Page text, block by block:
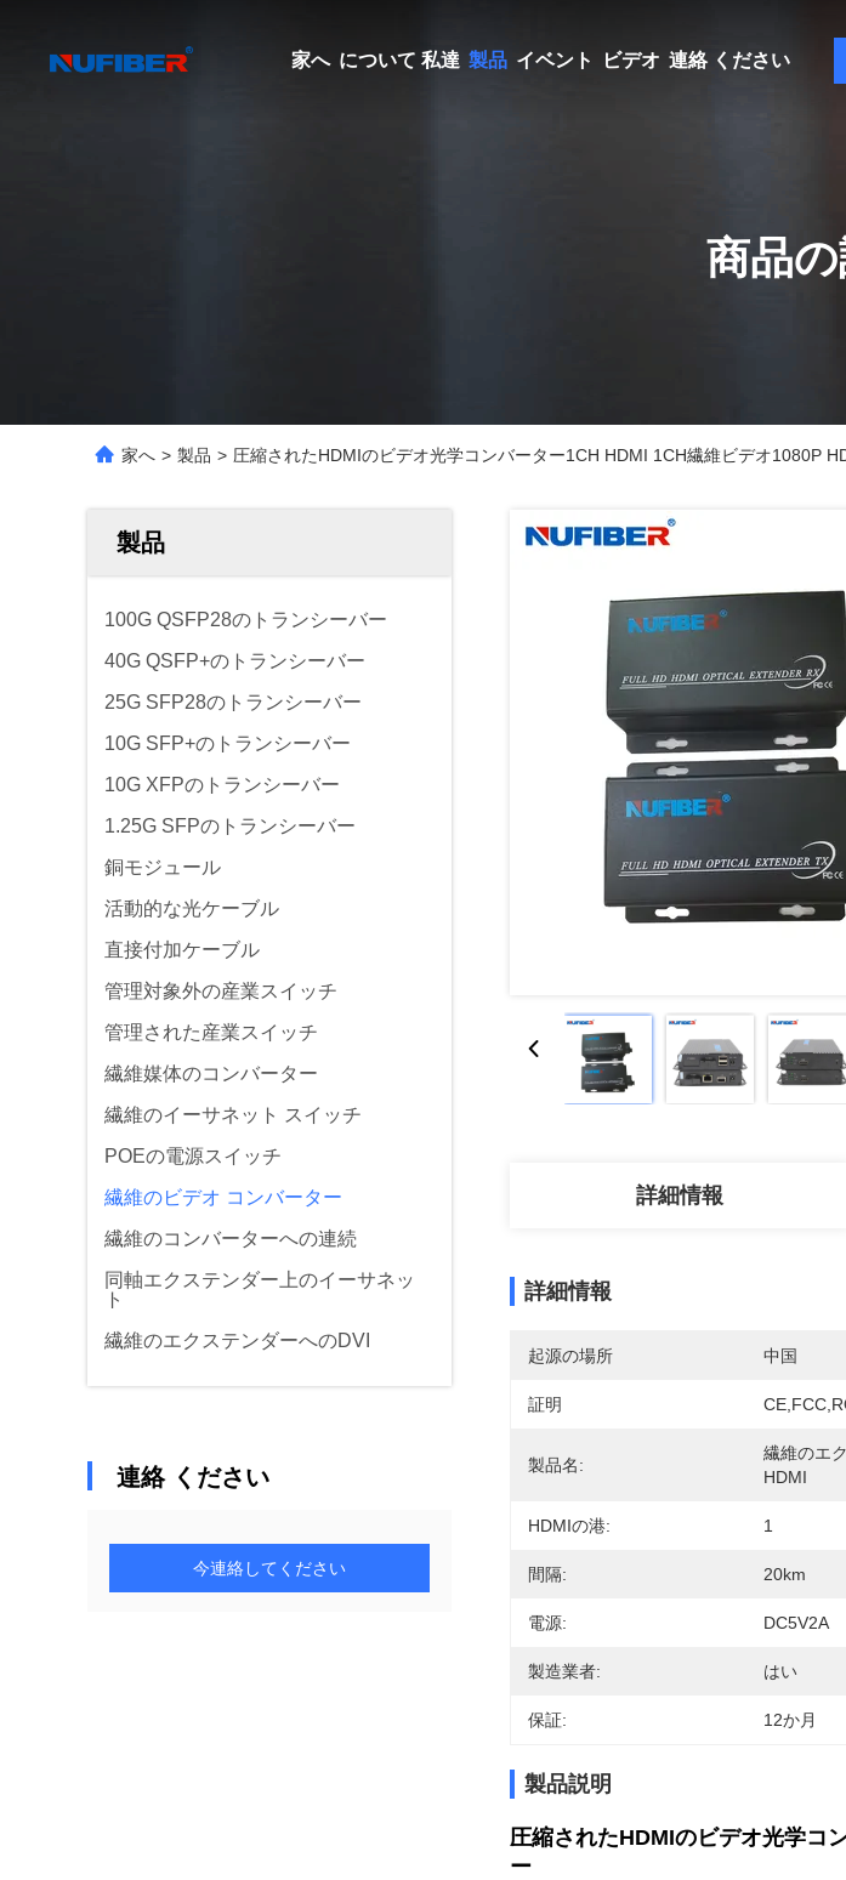
家へ について 私達 製品 イベント ビデオ 連絡 ください
商品の
家へ > 製品 > 圧縮されたHDMIのビデオ光学コンバーター1CH HDMI 1CH繊維ビデオ1080P
製品
100G QSFP28のトランシーバー
40G QSFP+のトランシーバー
25G SFP28のトランシーバー
10G SFP+のトランシーバー
10G XFPのトランシーバー
1.25G SFPのトランシーバー
銅モジュール
活動的な光ケーブル
直接付加ケーブル
管理対象外の産業スイッチ
管理された産業スイッチ
繊維媒体のコンバーター
繊維のイーサネット スイッチ
POEの電源スイッチ
繊維のビデオ コンバーター
繊維のコンバーターへの連続
同軸エクステンダー上のイーサネッ
ト
繊維のエクステンダーへのDVI
連絡 ください
今連絡してください
詳細情報
詳細情報
起源の場所 中国
証明
製品名:
繊維のエ
HDMI
HDMIの港: 1
間隔: 20km
電源: DC5V2A
製造業者: はい
保証: 12か月
製品説明
圧縮されたHDMIのビデオ光学コ
ー